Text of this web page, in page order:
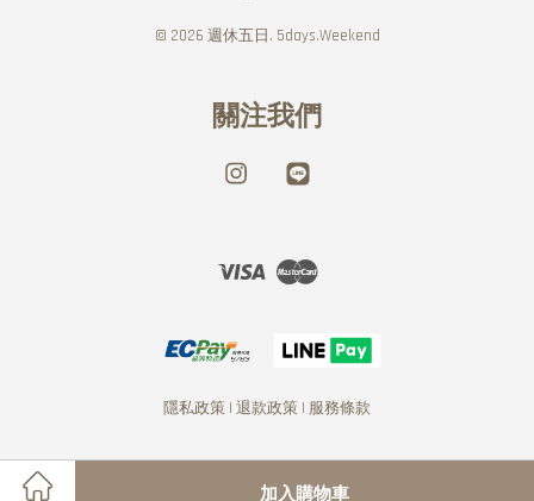
加入購物車
© 2026 週休五日. 5days.Weekend
關注我們
Instagram
Visa Master
隱私政策 | 退款政策 | 服務條款